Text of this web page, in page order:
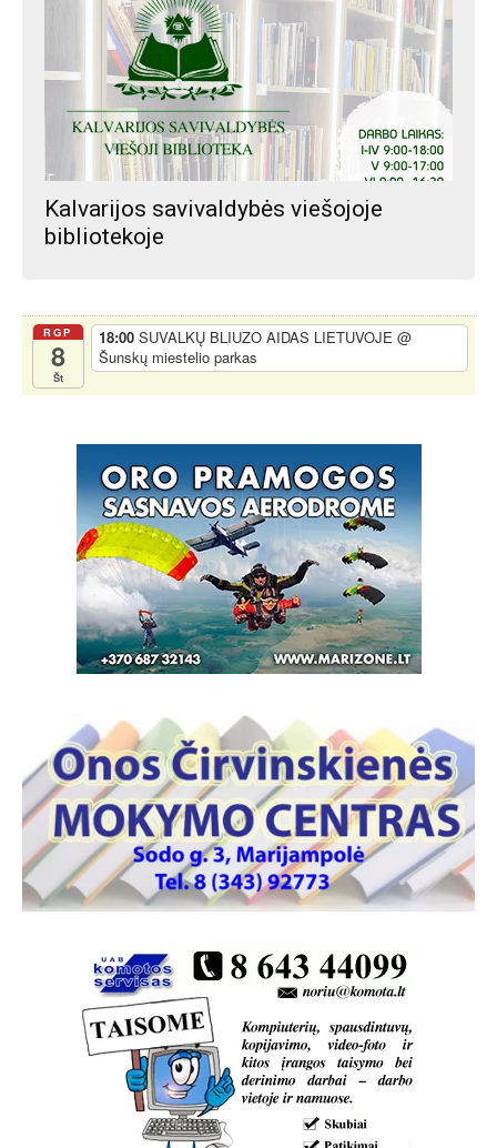
Kalvarijos savivaldybės viešojoje
bibliotekoje
RGP
8
Št
18:00 SUVALKŲ BLIUZO AIDAS LIETUVOJE @
Šunskų miestelio parkas